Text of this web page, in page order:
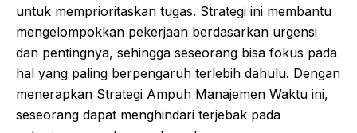
untuk memprioritaskan tugas. Strategi ini membantu
mengelompokkan pekerjaan berdasarkan urgensi
dan pentingnya, sehingga seseorang bisa fokus pada
hal yang paling berpengaruh terlebih dahulu. Dengan
menerapkan Strategi Ampuh Manajemen Waktu ini,
seseorang dapat menghindari terjebak pada